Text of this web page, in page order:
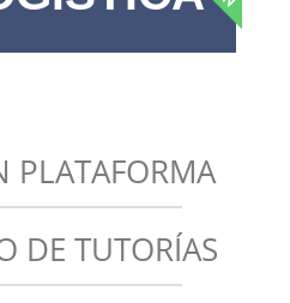
PLATAFORMA
DE TUTORÍAS